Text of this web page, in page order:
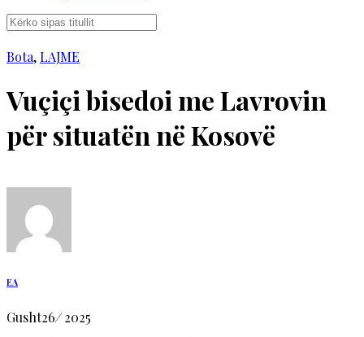
Bota,LAJME
Vuçiçi bisedoi me Lavrovin
për situatën në Kosovë
EA
Gusht26/2025